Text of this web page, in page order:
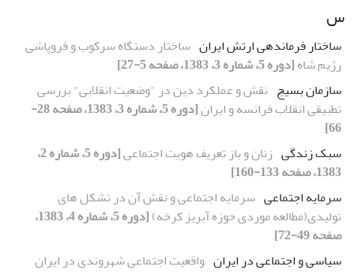
س
ساختار فرماندهی ارتش ایران ساختار دستگاه سرکوب و فروپاشی
رژیم شاه[دوره 5، شماره 3، 1383، صفحه 5-27]
سازمان بسیج نقش و عملکرد دین در "وضعیت انقلابی" بررسی
تطبیقی انقلاب فرانسه و ایران
[دوره 5، شماره 3، 1383، صفحه 28-
66]
سبک زندگی زنان و باز تعریف هویت اجتماعی
[دوره 5، شماره 2،
1383، صفحه 133-160]
سرمایه اجتماعی سرمایه اجتماعی و نقش آن در تشکل های
تولیدی(مطالعه موردی حوزه آبریز کرخه)
[دوره 5، شماره 4، 1383،
صفحه 49-72]
سیاسی و اجتماعی در ایران واقعیت اجتماعی شهروندی در ایران